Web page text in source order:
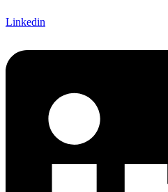
Linkedin